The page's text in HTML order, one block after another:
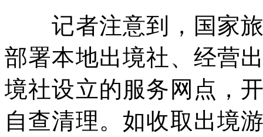
记者注意到，国家旅
部署本地出境社、经营
境社设立的服务网点，
自查清理。如收取出境